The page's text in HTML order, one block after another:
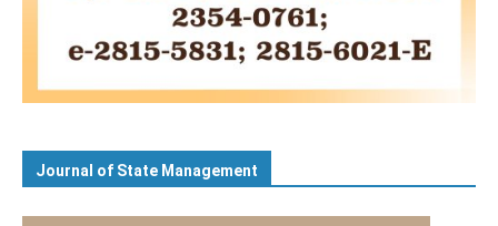
Journal of State Management